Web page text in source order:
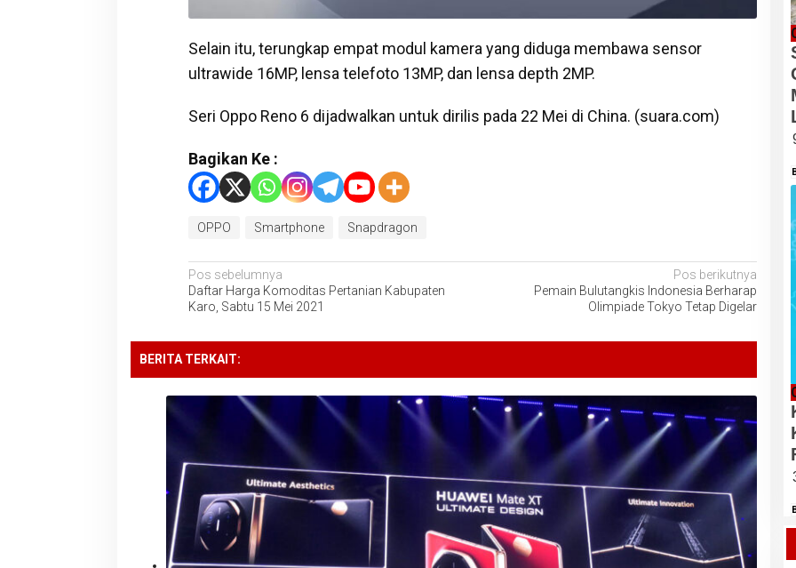
Selain itu, terungkap empat modul kamera yang diduga membawa sensor
ultrawide 16MP, lensa telefoto 13MP, dan lensa depth 2MP.
Seri Oppo Reno 6 dijadwalkan untuk dirilis pada 22 Mei di China. (suara.com)
Bagikan Ke :
OPPO Smartphone Snapdragon
Navigasi
pos
Pos sebelumnya
Daftar Harga Komoditas Pertanian Kabupaten
Karo, Sabtu 15 Mei 2021
Pos berikutnya
Pemain Bulutangkis Indonesia Berharap
Olimpiade Tokyo Tetap Digelar
BERITA TERKAIT: